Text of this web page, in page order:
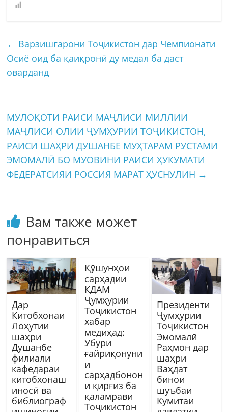
← Варзишгарони Тоҷикистон дар Чемпионати
Осиё оид ба қаиқронӣ ду медал ба даст
оварданд
МУЛОҚОТИ РАИСИ МАҶЛИСИ МИЛЛИИ
МАҶЛИСИ ОЛИИ ҶУМҲУРИИ ТОҶИКИСТОН,
РАИСИ ШАҲРИ ДУШАНБЕ МУҲТАРАМ РУСТАМИ
ЭМОМАЛӢ БО МУОВИНИ РАИСИ ҲУКУМАТИ
ФЕДЕРАТСИЯИ РОССИЯ МАРАТ ҲУСНУЛИН →
Вам также может
понравиться
Дар
Китобхонаи
Лоҳутии
шаҳри
Душанбе
филиали
кафедараи
китобхонаш
иносӣ ва
библиограф
Қӯшунҳои
cарҳадии
КДАМ
Ҷумҳурии
Тоҷикистон
хабар
медиҳад:
Убури
ғайриқонуни
и
сарҳадбонон
и қирғиз ба
қаламрави
Тоҷикистон
Президенти
Ҷумҳурии
Тоҷикистон
Эмомалӣ
Раҳмон дар
шаҳри
Ваҳдат
бинои
шуъбаи
Кумитаи